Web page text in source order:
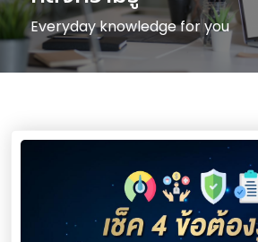
Everyday knowledge for you